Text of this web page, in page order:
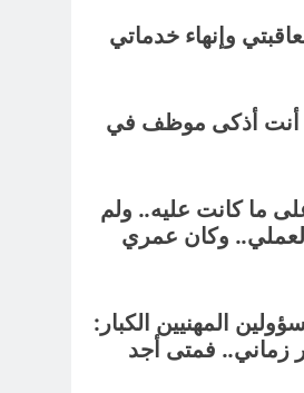
وإنهاء خدماتي
ليً: أنت أذكى موظف في
ما كانت عليه.. ولم
وكان عمري
أحد المسؤولين المهنيين الكبار:
زماني.. فمتى أجد